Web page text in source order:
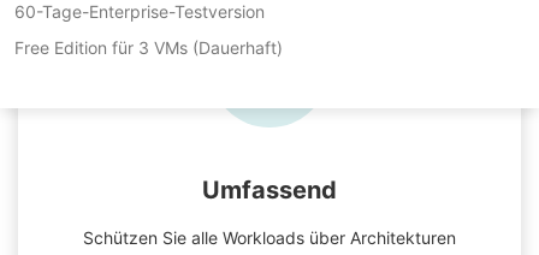
60-Tage-Enterprise-Testversion
Free Edition für 3 VMs (Dauerhaft)
Umfassend
Schützen Sie alle Workloads über Architekturen